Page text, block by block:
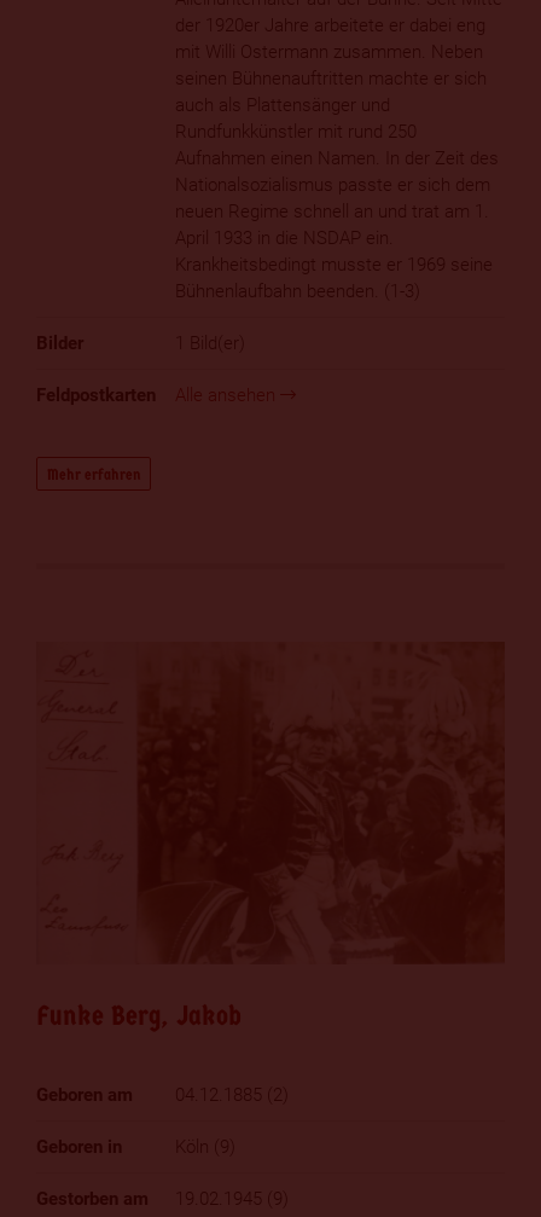
der 1920er Jahre arbeitete er dabei eng
mit Willi Ostermann zusammen. Neben
seinen Bühnenauftritten machte er sich
auch als Plattensänger und
Rundfunkkünstler mit rund 250
Aufnahmen einen Namen. In der Zeit des
Nationalsozialismus passte er sich dem
neuen Regime schnell an und trat am 1.
April 1933 in die NSDAP ein.
Krankheitsbedingt musste er 1969 seine
Bühnenlaufbahn beenden. (1-3)
1 Bild(er)
Alle ansehen
Mehr erfahren
Funke Berg, Jakob
04.12.1885 (2)
Köln (9)
19.02.1945 (9)